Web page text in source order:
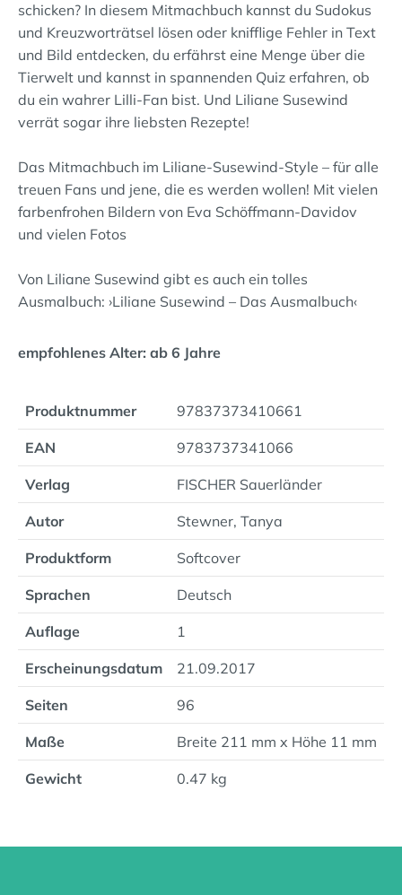
schicken? In diesem Mitmachbuch kannst du Sudokus
und Kreuzworträtsel lösen oder knifflige Fehler in Text
und Bild entdecken, du erfährst eine Menge über die
Tierwelt und kannst in spannenden Quiz erfahren, ob
du ein wahrer Lilli-Fan bist. Und Liliane Susewind
verrät sogar ihre liebsten Rezepte!
Das Mitmachbuch im Liliane-Susewind-Style – für alle
treuen Fans und jene, die es werden wollen! Mit vielen
farbenfrohen Bildern von Eva Schöffmann-Davidov
und vielen Fotos
Von Liliane Susewind gibt es auch ein tolles
Ausmalbuch: ›Liliane Susewind – Das Ausmalbuch‹
empfohlenes Alter: ab 6 Jahre
Produktnummer 97837373410661
EAN 9783737341066
Verlag FISCHER Sauerländer
Autor Stewner, Tanya
Produktform Softcover
Sprachen Deutsch
Auflage 1
Erscheinungsdatum 21.09.2017
Seiten 96
Maße Breite 211 mm x Höhe 11 mm
Gewicht 0.47 kg